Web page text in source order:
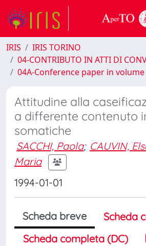
IRIS
IRIS TORINO
04-CONTRIBUTO IN ATTI DI
04A-Conference paper in volume
Attitudine alla
a differente contenuto
somatiche
SACCHI, Paola; CAUVIN,
Maria
1994-01-01
Scheda breve
Scheda
Scheda completa (DC)